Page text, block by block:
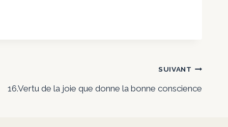
SUIVANT
16.Vertu de la joie que donne la bonne conscience